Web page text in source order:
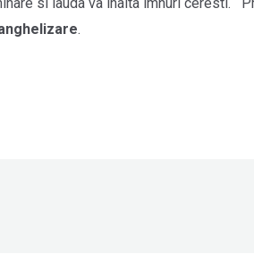
si lauda va inalta imnuri ceresti.
.